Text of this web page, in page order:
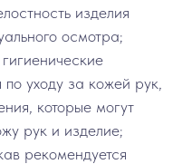
изделия
осмотра;
уходу за кожей рук,
которые могут
рук и изделие;
рекомендуется